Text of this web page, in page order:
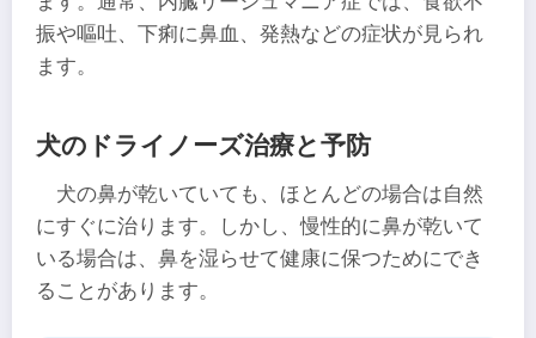
振や嘔吐、下痢に鼻血、発熱などの症状が見られ
ます。
犬のドライノーズ治療と予防
犬の鼻が乾いていても、ほとんどの場合は自然
にすぐに治ります。しかし、慢性的に鼻が乾いて
いる場合は、鼻を湿らせて健康に保つためにでき
ることがあります。